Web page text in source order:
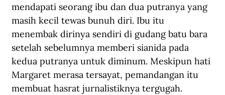
mendapati seorang ibu dan dua putranya yang
masih kecil tewas bunuh diri. Ibu itu
menembak dirinya sendiri di gudang batu bara
setelah sebelumnya memberi sianida pada
kedua putranya untuk diminum. Meskipun hati
Margaret merasa tersayat, pemandangan itu
membuat hasrat jurnalistiknya tergugah.